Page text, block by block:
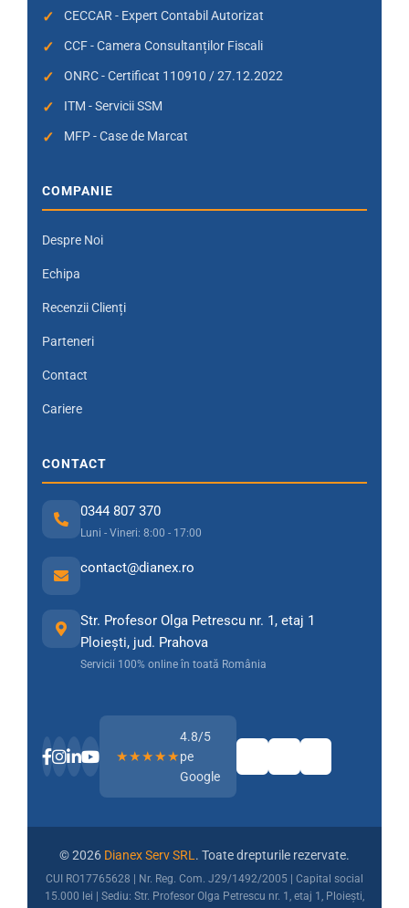
CECCAR - Expert Contabil Autorizat
CCF - Camera Consultanților Fiscali
ONRC - Certificat 110910 / 27.12.2022
ITM - Servicii SSM
MFP - Case de Marcat
COMPANIE
Despre Noi
Echipa
Recenzii Clienți
Parteneri
Contact
Cariere
CONTACT
0344 807 370
Luni - Vineri: 8:00 - 17:00
contact@dianex.ro
Str. Profesor Olga Petrescu nr. 1, etaj 1
Ploiești, jud. Prahova
Servicii 100% online în toată România
★★★★★
4.8/5
pe
Google
© 2026 Dianex Serv SRL. Toate drepturile rezervate.
CUI RO17765628 | Nr. Reg. Com. J29/1492/2005 | Capital social
15.000 lei | Sediu: Str. Profesor Olga Petrescu nr. 1, etaj 1, Ploiești,